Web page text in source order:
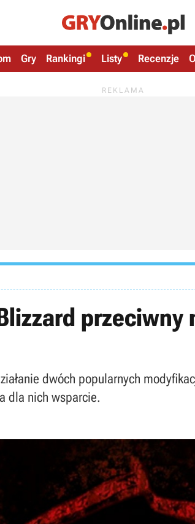
Gry Rankingi Listy Recenzje
przeciwny
dwóch popularnych
dla nich wsparcie.